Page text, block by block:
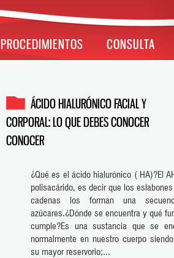
PROCEDIMIENTOS CONSULTA
ÁCIDO HIALURÓNICO FACIAL Y
CORPORAL: LO QUE DEBES CONOCER
CONOCER
¿Qué es el ácido hialurónico ( HA)?El
polisacárido, es decir que los
cadenas los forman una
azúcares.¿Dónde se encuentra y qué
cumple?Es una sustancia que se
normalmente en nuestro cuerpo
su mayor reservorio;...